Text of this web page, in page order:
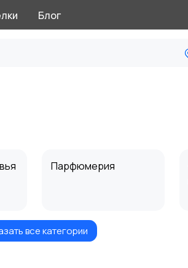
Блог
Парфюмерия
Солярии и загар
все категории